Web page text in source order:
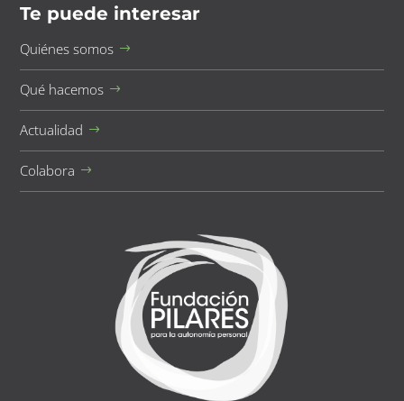
Te puede interesar
Quiénes somos
Qué hacemos
Actualidad
Colabora